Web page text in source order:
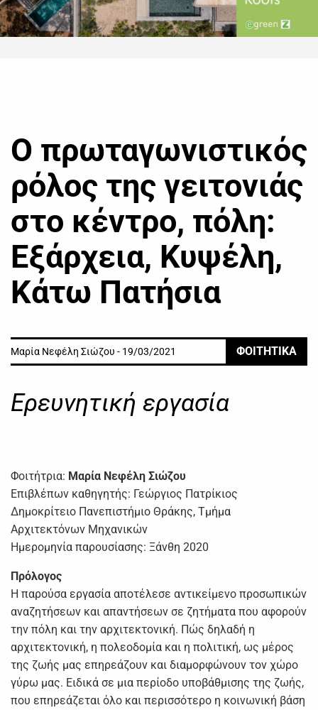
Ο πρωταγωνιστικός
ρόλος της γειτονιάς
στο κέντρο, πόλη:
Εξάρχεια, Κυψέλη,
Κάτω Πατήσια
Μαρία Νεφέλη Σιώζου - 19/03/2021 ΦΟΙΤΗΤΙΚΑ
Ερευνητική εργασία
Φοιτήτρια: Μαρία Νεφέλη Σιώζου
Επιβλέπων καθηγητής: Γεώργιος Πατρίκιος
Δημοκρίτειο Πανεπιστήμιο Θράκης, Τμήμα
Αρχιτεκτόνων Μηχανικών
Ημερομηνία παρουσίασης: Ξάνθη 2020
Πρόλογος
Η παρούσα εργασία αποτέλεσε αντικείμενο προσωπικών
αναζητήσεων και απαντήσεων σε ζητήματα που αφορούν
την πόλη και την αρχιτεκτονική. Πώς δηλαδή η
αρχιτεκτονική, η πολεοδομία και η πολιτική, ως μέρος
της ζωής μας επηρεάζουν και διαμορφώνουν τον χώρο
γύρω μας. Ειδικά σε μια περίοδο υποβάθμισης της ζωής,
που επηρεάζεται όλο και περισσότερο η κοινωνική βάση